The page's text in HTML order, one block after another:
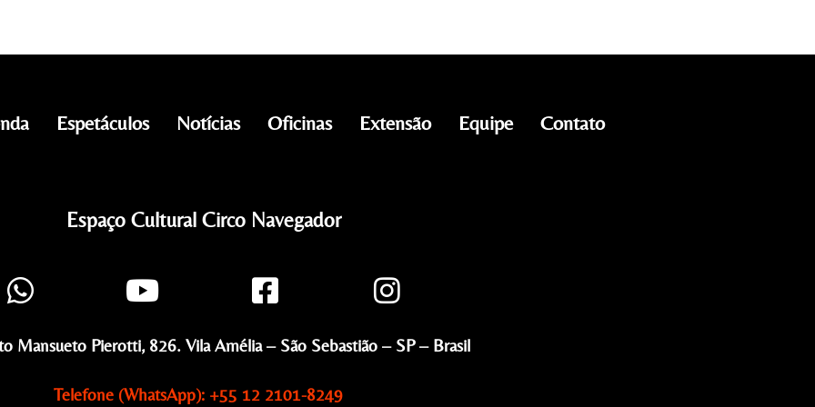
Espetáculos Notícias Oficinas Extensão Equipe Contato
Espaço Cultural Circo Navegador
Mansueto Pierotti, 826. Vila Amélia – São Sebastião – SP – Brasil
Telefone (WhatsApp): +55 12 2101-8249